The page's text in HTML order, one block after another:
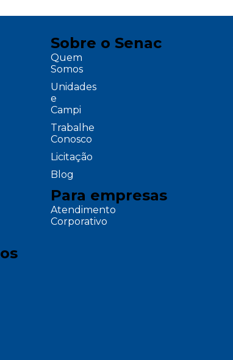
Sobre o Senac
Quem
Somos
Unidades
e
Campi
Trabalhe
Conosco
Licitação
Blog
Para empresas
Atendimento
Corporativo